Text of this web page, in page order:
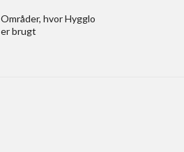
Områder, hvor Hygglo
er brugt